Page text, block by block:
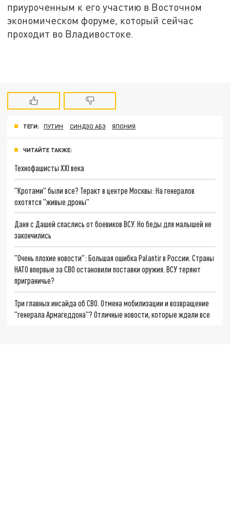
приуроченным к его участию в Восточном
экономическом форуме, который сейчас
проходит во Владивостоке.
ТЕГИ: ПУТИН СИНДЗО АБЭ ЯПОНИЯ
ЧИТАЙТЕ ТАКЖЕ:
Технофашисты XXI века
"Кротами" были все? Теракт в центре Москвы: На генералов
охотятся "живые дроны"
Даня с Дашей спаслись от боевиков ВСУ. Но беды для малышей не
закончились
"Очень плохие новости": Большая ошибка Palantir в России. Страны
НАТО впервые за СВО остановили поставки оружия. ВСУ теряют
приграничье?
Три главных инсайда об СВО. Отмена мобилизации и возвращение
"генерала Армагеддона"? Отличные новости, которые ждали все